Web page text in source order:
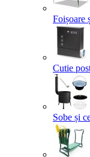
Foișoare
Cutie
Sobe și